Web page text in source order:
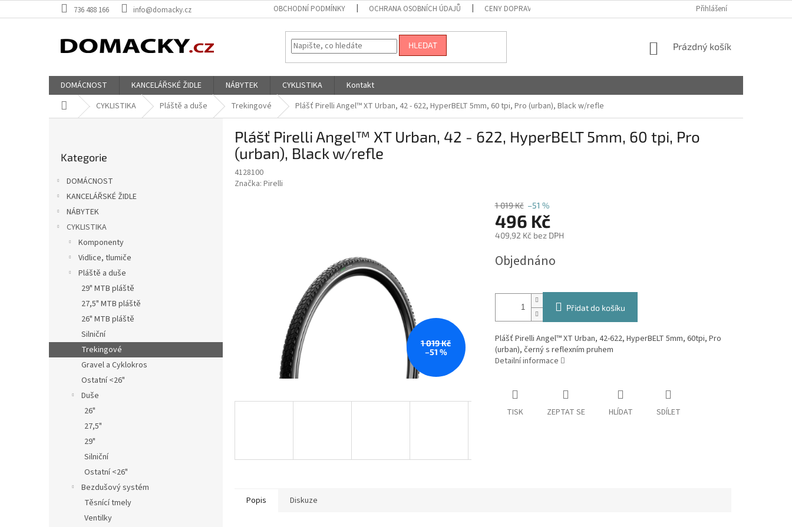
na
736 488 166 info@domacky.cz OBCHODNÍ PODMÍNKY OCHRANA OSOBNÍCH ÚDAJŮ CENY DOPRAVY Přihlášení
HLEDAT
NÁKUPNÍ
Prázdný košík
DOMÁCNOST KANCELÁŘSKÉ ŽIDLE NÁBYTEK CYKLISTIKA
Kontakt
Domů CYKLISTIKA Pláště a duše Trekingové Plášť Pirelli Angel™ XT Urban, 42 - 622, HyperBELT 5mm, 60 tpi, Pro (urban), Black w/refle
kategorie
Kategorie
DOMÁCNOST
KANCELÁŘSKÉ ŽIDLE
NÁBYTEK
CYKLISTIKA
Komponenty
Vidlice, tlumiče
Pláště a duše
29" MTB pláště
27,5" MTB pláště
26" MTB pláště
Silniční
Trekingové
Gravel a Cyklokros
Ostatní <26"
Duše
26"
27,5"
29"
Silniční
Ostatní <26"
Bezdušový systém
Těsnící tmely
Ventilky
Plášť Pirelli Angel™ XT Urban, 42 - 622, HyperBELT 5mm, 60 tpi, Pro
(urban), Black w/refle
4128100
Značka: Pirelli
1 019 Kč
–51 %
1 019 Kč –51 %
496 Kč
409,92 Kč bez DPH
cena:
Objednáno
Přidat do košíku
Plášť Pirelli Angel™ XT Urban, 42-622, HyperBELT 5mm, 60tpi, Pro
(urban), černý s reflexním pruhem
Detailní informace
TISK ZEPTAT SE HLÍDAT SDÍLET
Popis Diskuze